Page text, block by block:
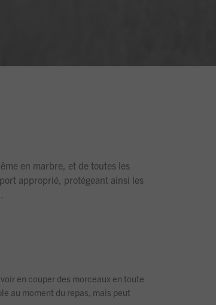
en marbre, et de toutes les
approprié, protégeant ainsi les
en couper des morceaux en toute
au moment du repas, mais peut